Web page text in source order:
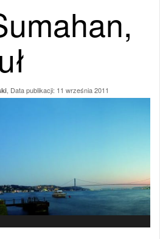
, Data publikacji: 11 września 2011